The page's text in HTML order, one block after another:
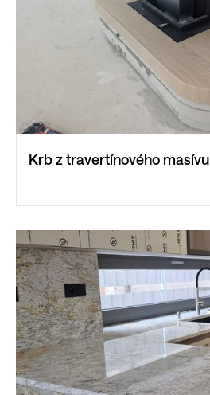
Krb z travertínového masívu